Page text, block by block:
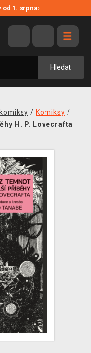
od 1. srpna›
Hledat
/ Komiksy /
H. P. Lovecrafta